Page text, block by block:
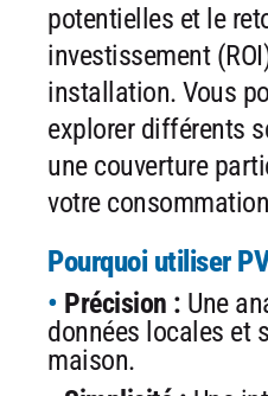
potentielles et le
investissement
installation. Vous
explorer différents
une couverture
votre
Pourquoi utiliser
Précision : Une
données locales et
maison.